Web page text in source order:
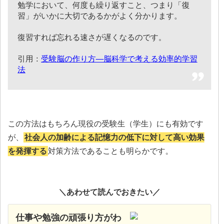
勉学において、何度も繰り返すこと、つまり「復
習」がいかに大切であるかがよく分かります。
復習すれば忘れる速さが遅くなるのです。
引用： 受験脳の作り方―脳科学で考える効率的学習
法
この方法はもちろん現役の受験生（学生）にも有効です
が、
社会人の加齢による記憶力の低下に対して高い効果
を発揮する 対策方法であることも明らかです。
＼あわせて読んでおきたい／
仕事や勉強の頑張り方がわ